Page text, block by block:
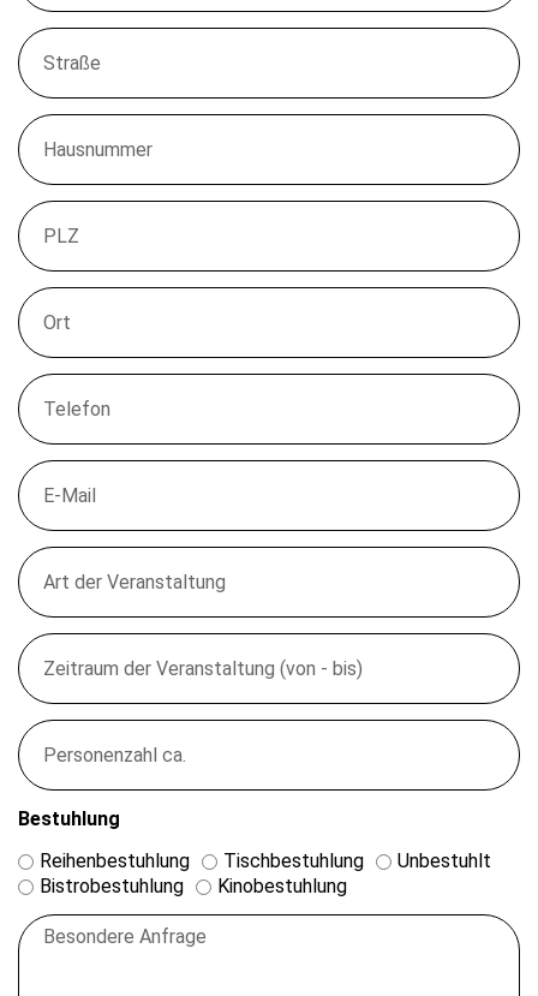
Bestuhlung
Reihenbestuhlung
Tischbestuhlung
Unbestuhlt
Bistrobestuhlung
Kinobestuhlung